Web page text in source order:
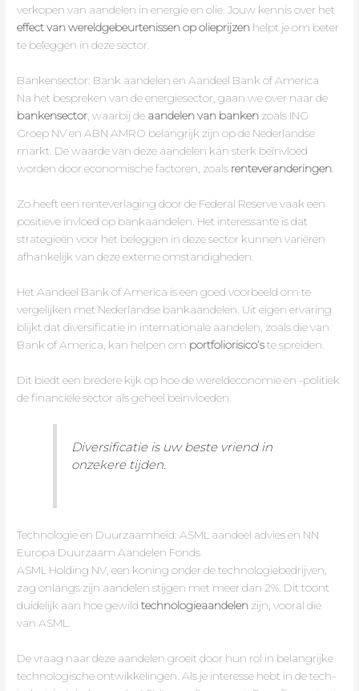
verkopen van aandelen in energie en olie. Jouw kennis over het
effect van wereldgebeurtenissen op olieprijzen helpt je om beter
te beleggen in deze sector.
Bankensector: Bank aandelen en Aandeel Bank of America
Na het bespreken van de energiesector, gaan we over naar de
bankensector , waarbij de aandelen van banken zoals ING
Groep NV en ABN AMRO belangrijk zijn op de Nederlandse
markt. De waarde van deze aandelen kan sterk beïnvloed
worden door economische factoren, zoals renteveranderingen
Zo heeft een renteverlaging door de Federal Reserve vaak een
positieve invloed op bankaandelen. Het interessante is dat
strategieën voor het beleggen in deze sector kunnen variëren
afhankelijk van deze externe omstandigheden.
Het Aandeel Bank of America is een goed voorbeeld om te
vergelijken met Nederlandse bankaandelen. Uit eigen ervaring
blijkt dat diversificatie in internationale aandelen, zoals die van
Bank of America, kan helpen om portfoliorisico’ste spreiden.
Dit biedt een bredere kijk op hoe de wereldeconomie en -politiek
de financiële sector als geheel beïnvloeden.
Diversificatie is uw beste vriend in
onzekere tijden.
Technologie en Duurzaamheid: ASML aandeel advies en NN
Europa Duurzaam Aandelen Fonds
ASML Holding NV, een koning onder de technologiebedrijven,
zag onlangs zijn aandelen stijgen met meer dan 2%. Dit toont
duidelijk aan hoe gewildtechnologieaandelen zijn, vooral die
van ASML.
De vraag naar deze aandelen groeit door hun rol in belangrijke
technologische ontwikkelingen. Als je interesse hebt in de tech-